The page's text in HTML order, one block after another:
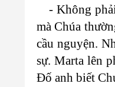
- Không
mà Chúa
cầu nguyện.
sự. Marta lên
Đố anh biết